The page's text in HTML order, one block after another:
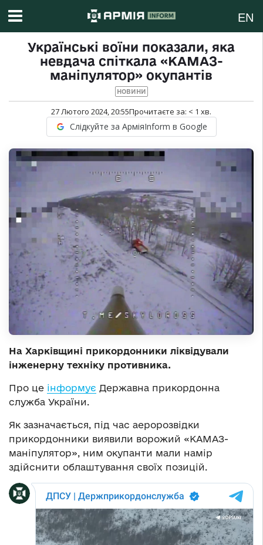
EN
Українські воїни показали, яка
невдача спіткала «КАМАЗ-
маніпулятор» окупантів
НОВИНИ
27 Лютого 2024, 20:55Прочитаєте за: < 1 хв.
Слідкуйте за АрміяInform в Google
На Харківщині прикордонники ліквідували
інженерну техніку противника.
Про це інформує Державна прикордонна
служба України.
Як зазначається, під час аеророзвідки
прикордонники виявили ворожий «КАМАЗ-
маніпулятор», ним окупанти мали намір
здійснити облаштування своїх позицій.